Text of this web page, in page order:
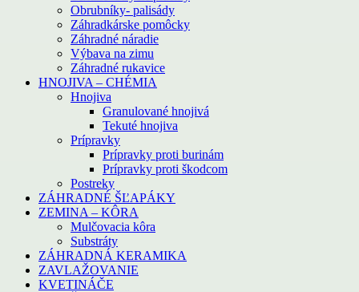
Obrubníky- palisády
Záhradkárske pomôcky
Záhradné náradie
Výbava na zimu
Záhradné rukavice
HNOJIVA – CHÉMIA
Hnojiva
Granulované hnojivá
Tekuté hnojiva
Prípravky
Prípravky proti burinám
Prípravky proti škodcom
Postreky
ZÁHRADNÉ ŠĽAPÁKY
ZEMINA – KÔRA
Mulčovacia kôra
Substráty
ZÁHRADNÁ KERAMIKA
ZAVLAŽOVANIE
KVETINÁČE